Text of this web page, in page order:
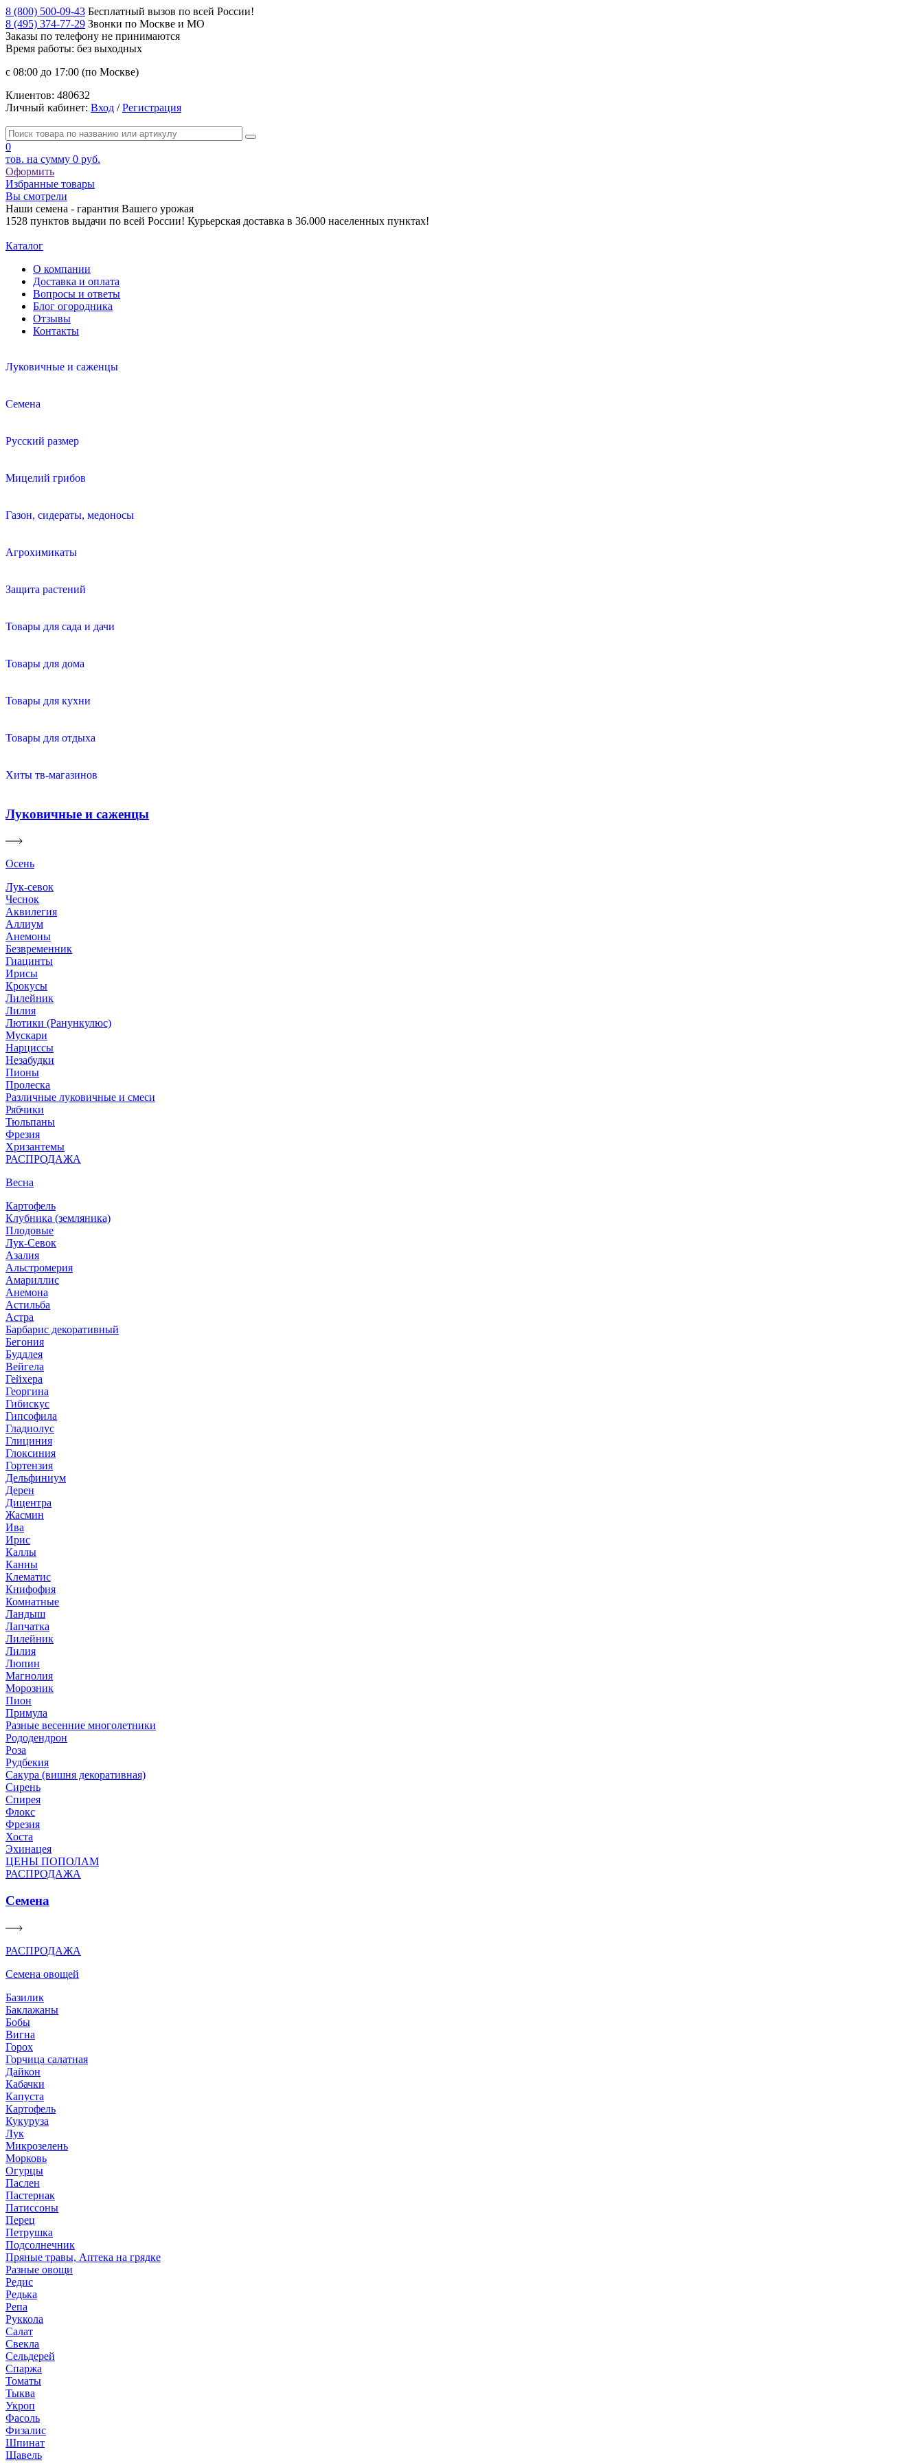
8 (800) 500-09-43 Бесплатный вызов по всей России!
8 (495) 374-77-29 Звонки по Москве и МО
Заказы по телефону не принимаются
Время работы: без выходных
с 08:00 до 17:00 (по Москве)
Клиентов: 480632
Личный кабинет: Вход /Регистрация
0
тов. на сумму 0 руб.
Оформить
Избранные товары
Вы смотрели
Наши семена - гарантия Вашего урожая
1528 пунктов выдачи по всей России! Курьерская доставка в 36.000 населенных пунктах!
Каталог
О компании
Доставка и оплата
Вопросы и ответы
Блог огородника
Отзывы
Контакты
Луковичные и саженцы
Семена
Русский размер
Мицелий грибов
Газон, сидераты, медоносы
Агрохимикаты
Защита растений
Товары для сада и дачи
Товары для дома
Товары для кухни
Товары для отдыха
Хиты тв-магазинов
Луковичные и саженцы
Осень
Лук-севок
Чеснок
Аквилегия
Аллиум
Анемоны
Безвременник
Гиацинты
Ирисы
Крокусы
Лилейник
Лилия
Лютики (Ранункулюс)
Мускари
Нарцисcы
Незабудки
Пионы
Пролеска
Различные луковичные и смеси
Рябчики
Тюльпаны
Фрезия
Хризантемы
РАСПРОДАЖА
Весна
Картофель
Клубника (земляника)
Плодовые
Лук-Севок
Азалия
Альстромерия
Амариллис
Анемона
Астильба
Астра
Барбарис декоративный
Бегония
Буддлея
Вейгела
Гейхера
Георгина
Гибискус
Гипсофила
Гладиолус
Глициния
Глоксиния
Гортензия
Дельфиниум
Дерен
Дицентра
Жасмин
Ива
Ирис
Каллы
Канны
Клематис
Книфофия
Комнатные
Ландыш
Лапчатка
Лилейник
Лилия
Люпин
Магнолия
Морозник
Пион
Примула
Разные весенние многолетники
Рододендрон
Роза
Рудбекия
Сакура (вишня декоративная)
Сирень
Спирея
Флокс
Фрезия
Хоста
Эхинацея
ЦЕНЫ ПОПОЛАМ
РАСПРОДАЖА
Семена
РАСПРОДАЖА
Семена овощей
Базилик
Баклажаны
Бобы
Вигна
Горох
Горчица салатная
Дайкон
Кабачки
Капуста
Картофель
Кукуруза
Лук
Микрозелень
Морковь
Огурцы
Паслен
Пастернак
Патиссоны
Перец
Петрушка
Подсолнечник
Пряные травы, Аптека на грядке
Разные овощи
Редис
Редька
Репа
Руккола
Салат
Свекла
Сельдерей
Спаржа
Томаты
Тыква
Укроп
Фасоль
Физалис
Шпинат
Щавель